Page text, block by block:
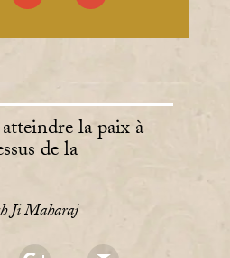
la paix à
de la
Ji Maharaj